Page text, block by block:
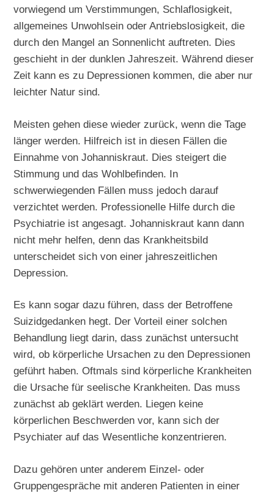
vorwiegend um Verstimmungen, Schlaflosigkeit,
allgemeines Unwohlsein oder Antriebslosigkeit, die
durch den Mangel an Sonnenlicht auftreten. Dies
geschieht in der dunklen Jahreszeit. Während dieser
Zeit kann es zu Depressionen kommen, die aber nur
leichter Natur sind.
Meisten gehen diese wieder zurück, wenn die Tage
länger werden. Hilfreich ist in diesen Fällen die
Einnahme von Johanniskraut. Dies steigert die
Stimmung und das Wohlbefinden. In
schwerwiegenden Fällen muss jedoch darauf
verzichtet werden. Professionelle Hilfe durch die
Psychiatrie ist angesagt. Johanniskraut kann dann
nicht mehr helfen, denn das Krankheitsbild
unterscheidet sich von einer jahreszeitlichen
Depression.
Es kann sogar dazu führen, dass der Betroffene
Suizidgedanken hegt. Der Vorteil einer solchen
Behandlung liegt darin, dass zunächst untersucht
wird, ob körperliche Ursachen zu den Depressionen
geführt haben. Oftmals sind körperliche Krankheiten
die Ursache für seelische Krankheiten. Das muss
zunächst ab geklärt werden. Liegen keine
körperlichen Beschwerden vor, kann sich der
Psychiater auf das Wesentliche konzentrieren.
Dazu gehören unter anderem Einzel- oder
Gruppengespräche mit anderen Patienten in einer